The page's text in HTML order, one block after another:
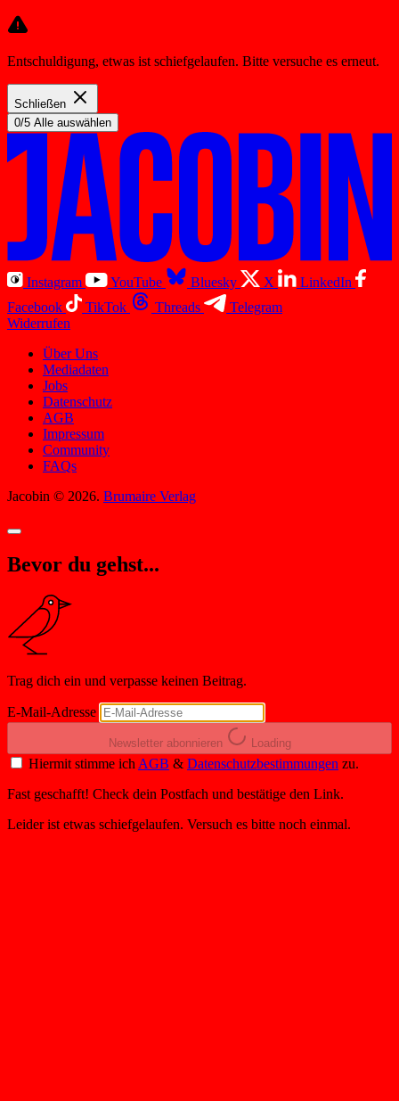
Entschuldigung, etwas ist schiefgelaufen. Bitte versuche es erneut.
Schließen
0/5 Alle auswählen
Instagram YouTube Bluesky X
LinkedIn
Facebook
TikTok Threads
Telegram
Widerrufen
Über Uns
Mediadaten
Jobs
Datenschutz
AGB
Impressum
Community
FAQs
Jacobin © 2026. Brumaire Verlag
Bevor du gehst...
Trag dich ein und verpasse keinen Beitrag.
E-Mail-Adresse
Newsletter abonnieren Loading
Hiermit stimme ich AGB & Datenschutzbestimmungen zu.
Fast geschafft! Check dein Postfach und bestätige den Link.
Leider ist etwas schiefgelaufen. Versuch es bitte noch einmal.